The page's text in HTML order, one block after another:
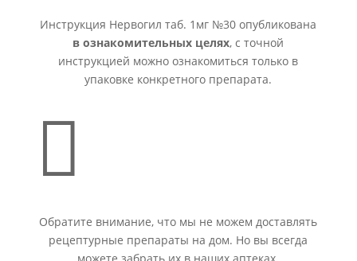
Инструкция Нервогил таб. 1мг №30 опубликована
в ознакомительных целях, с точной
инструкцией можно ознакомиться только в
упаковке конкретного препарата.

Обратите внимание, что мы не можем доставлять
рецептурные препараты на дом. Но вы всегда